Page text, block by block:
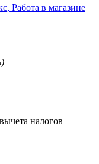
Работа в магазине
налогов